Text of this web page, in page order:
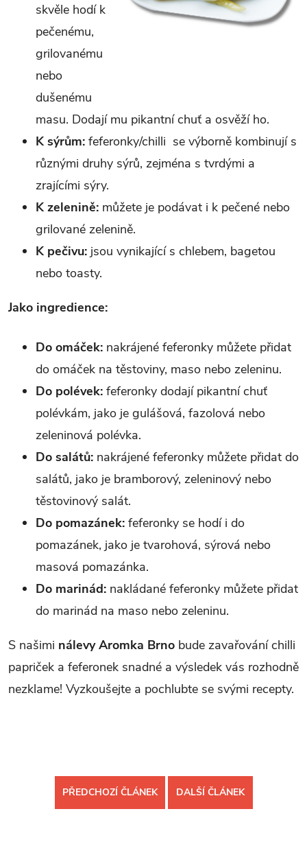
skvěle hodí k
pečenému,
grilovanému
nebo
dušenému
masu. Dodají mu pikantní chuť a osvěží ho.
K sýrům: feferonky/chilli se výborně kombinují s
různými druhy sýrů, zejména s tvrdými a
zrajícími sýry.
K zelenině: můžete je podávat i k pečené nebo
grilované zelenině.
K pečivu: jsou vynikající s chlebem, bagetou
nebo toasty.
Jako ingredience:
Do omáček: nakrájené feferonky můžete přidat
do omáček na těstoviny, maso nebo zeleninu.
Do polévek: feferonky dodají pikantní chuť
polévkám, jako je gulášová, fazolová nebo
zeleninová polévka.
Do salátů: nakrájené feferonky můžete přidat do
salátů, jako je bramborový, zeleninový nebo
těstovinový salát.
Do pomazánek: feferonky se hodí i do
pomazánek, jako je tvarohová, sýrová nebo
masová pomazánka.
Do marinád: nakládané feferonky můžete přidat
do marinád na maso nebo zeleninu.
S našimi nálevy Aromka Brno bude zavařování chilli
papriček a feferonek snadné a výsledek vás rozhodně
nezklame! Vyzkoušejte a pochlubte se svými recepty.
PŘEDCHOZÍ ČLÁNEK DALŠÍ ČLÁNEK